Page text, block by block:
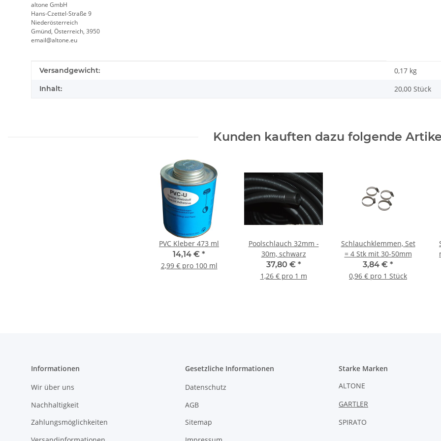
altone GmbH
Hans-Czettel-Straße 9
Niederösterreich
Gmünd, Österreich, 3950
email@altone.eu
Produkteigenschaft
Wert
Versandgewicht: 0,17 kg
Inhalt: 20,00 Stück
Kunden kauften dazu folgende
PVC Kleber 473 ml
14,14 € *
2,99 € pro 100 ml
Poolschlauch 32mm -
30m, schwarz
37,80 € *
1,26 € pro 1 m
Schlauchklemmen, Set
= 4 Stk mit 30-50mm
3,84 € *
0,96 € pro 1 Stück
Informationen
Wir über uns
Nachhaltigkeit
Zahlungsmöglichkeiten
Gesetzliche Informationen
Datenschutz
AGB
Sitemap
Starke Marken
ALTONE
GARTLER
SPIRATO